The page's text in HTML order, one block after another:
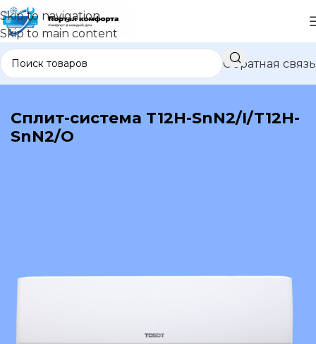
Skip to navigation
Skip to main content
Обратная связь
В каталог
Сплит-система T12H-SnN2/I/T12H-
SnN2/O